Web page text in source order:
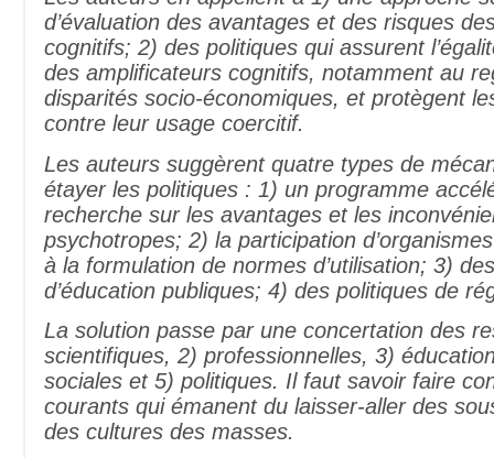
d’évaluation des avantages et des risques
cognitifs; 2) des politiques qui assurent
des amplificateurs cognitifs, notamment au
disparités socio-économiques, et protègent
contre leur usage coercitif.
Les auteurs suggèrent quatre types de
étayer les politiques : 1) un programme
recherche sur les avantages et les
psychotropes; 2) la participation
à la formulation de normes d’utilisation; 3)
d’éducation publiques; 4) des politiques de
La solution passe par une concertation des
scientifiques, 2) professionnelles, 3)
sociales et 5) politiques. Il faut savoir faire
courants qui émanent du laisser-aller des
des cultures des masses.